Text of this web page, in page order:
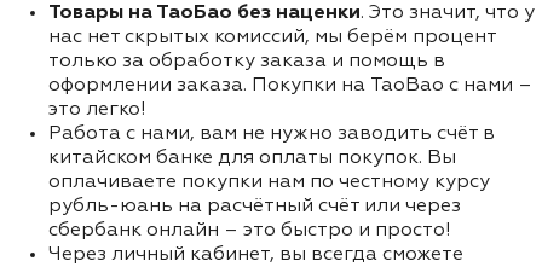
Товары на ТаоБао без наценки. Это значит, что у
нас нет скрытых комиссий, мы берём процент
только за обработку заказа и помощь в
оформлении заказа. Покупки на TaoBao с нами –
это легко!
Работа с нами, вам не нужно заводить счёт в
китайском банке для оплаты покупок. Вы
оплачиваете покупки нам по честному курсу
рубль-юань на расчётный счёт или через
сбербанк онлайн – это быстро и просто!
Через личный кабинет, вы всегда сможете